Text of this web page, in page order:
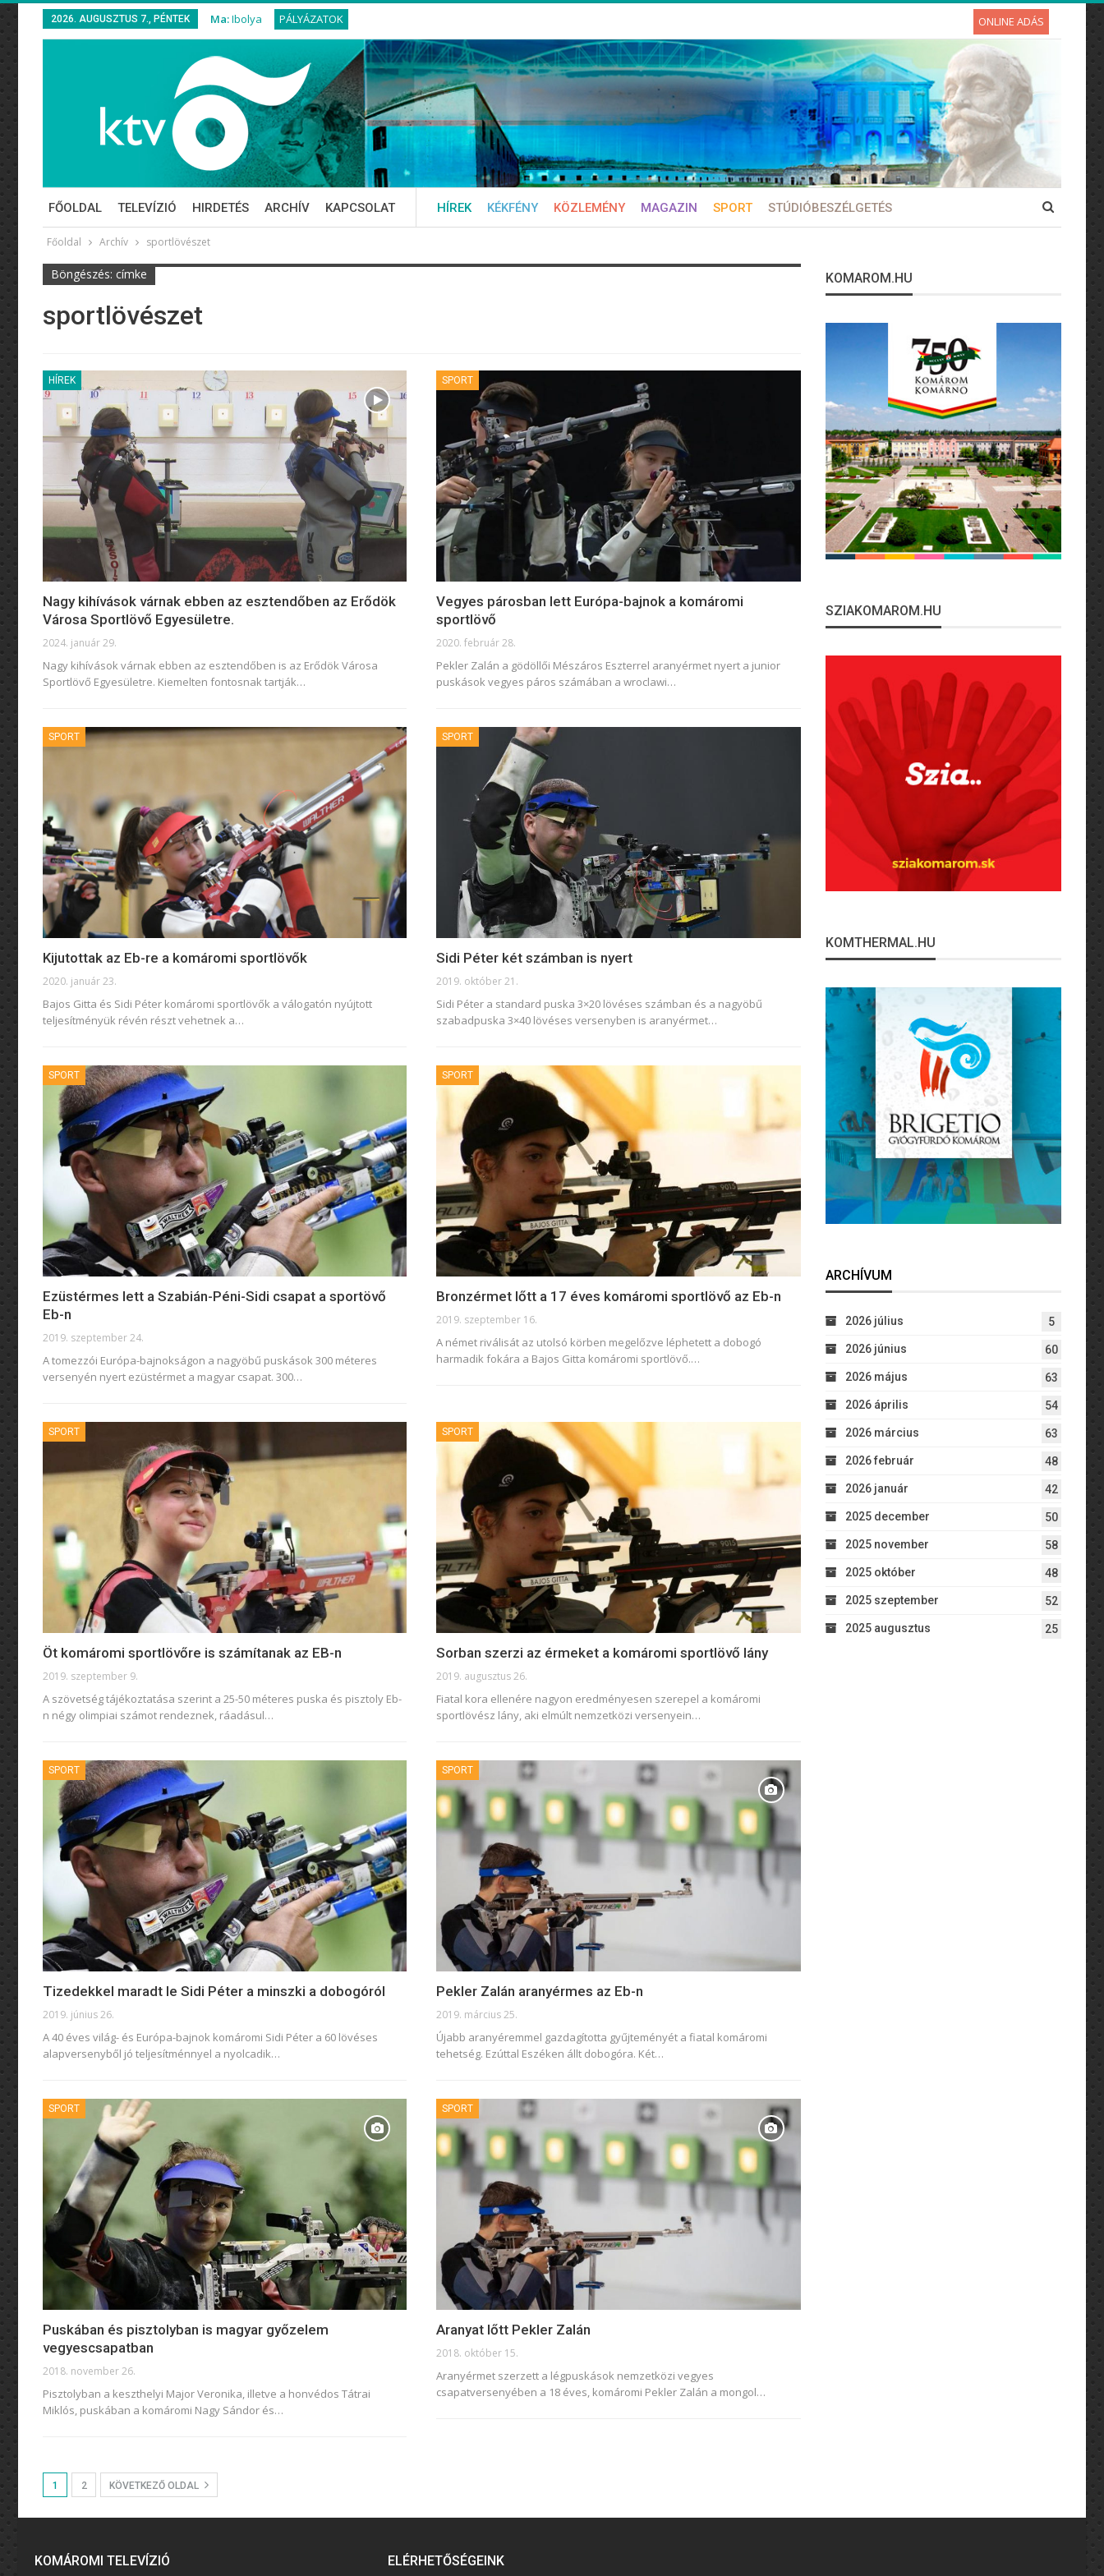
2026. AUGUSZTUS 7., PÉNTEK Ma:Ibolya PÁLYÁZATOK ONLINE ADÁS
FŐOLDAL TELEVÍZIÓ HIRDETÉS ARCHÍV KAPCSOLAT HÍREK KÉKFÉNY KÖZLEMÉNY MAGAZIN SPORT STÚDIÓBESZÉLGETÉS
Főoldal Archív sportlövészet
Böngészés: címke
sportlövészet
HÍREK
Nagy kihívások várnak ebben az esztendőben az Erődök
Városa Sportlövő Egyesületre.
2024. január 29.
Nagy kihívások várnak ebben az esztendőben is az Erődök Városa
Sportlövő Egyesületre. Kiemelten fontosnak tartják…
SPORT
Vegyes párosban lett Európa-bajnok a komáromi
sportlövő
2020. február 28.
Pekler Zalán a gödöllői Mészáros Eszterrel aranyérmet nyert a junior
puskások vegyes páros számában a wroclawi…
SPORT
Kijutottak az Eb-re a komáromi sportlövők
2020. január 23.
Bajos Gitta és Sidi Péter komáromi sportlövők a válogatón nyújtott
teljesítményük révén részt vehetnek a…
SPORT
Sidi Péter két számban is nyert
2019. október 21.
Sidi Péter a standard puska 3×20 lövéses számban és a nagyöbű
szabadpuska 3×40 lövéses versenyben is aranyérmet…
SPORT
Ezüstérmes lett a Szabián-Péni-Sidi csapat a sportövő
Eb-n
2019. szeptember 24.
A tomezzói Európa-bajnokságon a nagyöbű puskások 300 méteres
versenyén nyert ezüstérmet a magyar csapat. 300…
SPORT
Bronzérmet lőtt a 17 éves komáromi sportlövő az Eb-n
2019. szeptember 16.
A német riválisát az utolsó körben megelőzve léphetett a dobogó
harmadik fokára a Bajos Gitta komáromi sportlövő.…
SPORT
Öt komáromi sportlövőre is számítanak az EB-n
2019. szeptember 9.
A szövetség tájékoztatása szerint a 25-50 méteres puska és pisztoly Eb-
n négy olimpiai számot rendeznek, ráadásul…
SPORT
Sorban szerzi az érmeket a komáromi sportlövő lány
2019. augusztus 26.
Fiatal kora ellenére nagyon eredményesen szerepel a komáromi
sportlövész lány, aki elmúlt nemzetközi versenyein…
SPORT
Tizedekkel maradt le Sidi Péter a minszki a dobogóról
2019. június 26.
A 40 éves világ- és Európa-bajnok komáromi Sidi Péter a 60 lövéses
alapversenyből jó teljesítménnyel a nyolcadik…
SPORT
Pekler Zalán aranyérmes az Eb-n
2019. március 25.
Újabb aranyéremmel gazdagította gyűjteményét a fiatal komáromi
tehetség. Ezúttal Eszéken állt dobogóra. Két…
SPORT
Puskában és pisztolyban is magyar győzelem
vegyescsapatban
2018. november 26.
Pisztolyban a keszthelyi Major Veronika, illetve a honvédos Tátrai
Miklós, puskában a komáromi Nagy Sándor és…
SPORT
Aranyat lőtt Pekler Zalán
2018. október 15.
Aranyérmet szerzett a légpuskások nemzetközi vegyes
csapatversenyében a 18 éves, komáromi Pekler Zalán a mongol…
1 2 KÖVETKEZŐ OLDAL
KOMAROM.HU
SZIAKOMAROM.HU
KOMTHERMAL.HU
ARCHÍVUM
2026 július 5
2026 június 60
2026 május 63
2026 április 54
2026 március 63
2026 február 48
2026 január 42
2025 december 50
2025 november 58
2025 október 48
2025 szeptember 52
2025 augusztus 25
KOMÁROMI TELEVÍZIÓ ELÉRHETŐSÉGEINK